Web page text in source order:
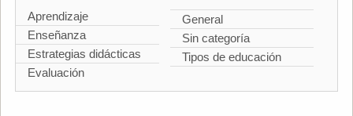
Aprendizaje
Enseñanza
Estrategias didácticas
Evaluación
General
Sin categoría
Tipos de educación